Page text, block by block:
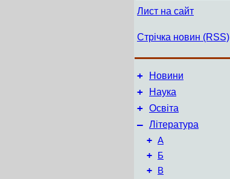
Лист на сайт
Стрічка новин (RSS)
+ Новини
+ Наука
+ Освіта
– Література
+ А
+ Б
+ В